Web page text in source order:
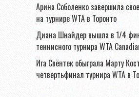
Арина Соболенко завершила
на турнире WTA в Торонто
Диана Шнайдер вышла в 1/4
теннисного турнира WTA
Ига Свёнтек обыграла Марту
четвертьфинал турнира WTA в